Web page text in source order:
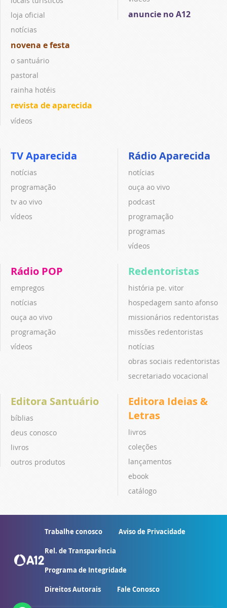
loja oficial
notícias
novena e festa
o santuário
pastoral
rainha hotéis
revista de aparecida
vídeos
anuncie no A12
TV Aparecida
notícias
programação
tv ao vivo
vídeos
Rádio Aparecida
notícias
ouça ao vivo
podcast
programação
programas
vídeos
Rádio POP
empregos
notícias
ouça ao vivo
programação
vídeos
Redentoristas
história pe. vitor
hospedagem santo afonso
missionários redentoristas
missões redentoristas
notícias
obras sociais redentoristas
secretariado vocacional
Editora Santuário
bíblias
deus conosco
livros
outros produtos
Editora Ideias &
Letras
livros
coleções
lançamentos
ebook
catálogo
Trabalhe conosco Aviso de Privacidade
Rel. de Transparência
Programa de Integridade
Direitos Autorais Fale Conosco